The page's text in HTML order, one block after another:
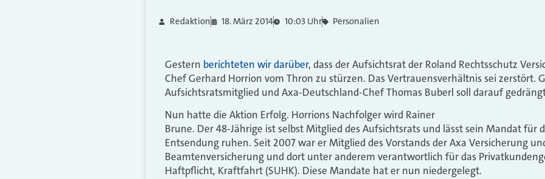
Redaktion 18. März 2014 10:03 Uhr Personalien
Gestern berichteten wir darüber, dass der Aufsichtsrat der Roland Rechtsschutz
Chef Gerhard Horrion vom Thron zu stürzen. Das Vertrauensverhältnis sei zerstört.
Aufsichtsratsmitglied und Axa-Deutschland-Chef Thomas Buberl soll darauf
Nun hatte die Aktion Erfolg. Horrions Nachfolger wird Rainer
Brune. Der 48-Jährige ist selbst Mitglied des Aufsichtsrats und lässt sein Mandat für
Entsendung ruhen. Seit 2007 war er Mitglied des Vorstands der Axa Versicherung
Beamtenversicherung und dort unter anderem verantwortlich für das
Haftpflicht, Kraftfahrt (SUHK). Diese Mandate hat er nun niedergelegt.